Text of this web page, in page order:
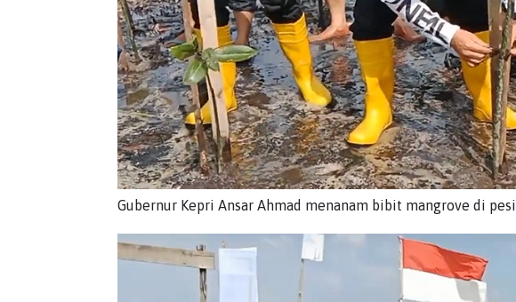
Gubernur Kepri Ansar Ahmad menanam bibit mangrove di